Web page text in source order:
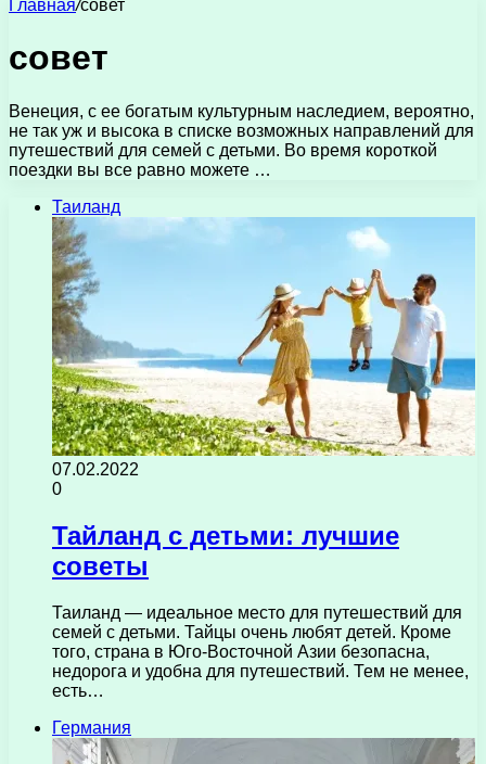
Главная/совет
совет
Венеция, с ее богатым культурным наследием, вероятно,
не так уж и высока в списке возможных направлений для
путешествий для семей с детьми. Во время короткой
поездки вы все равно можете …
Таиланд
07.02.2022
0
Тайланд с детьми: лучшие
советы
Таиланд — идеальное место для путешествий для
семей с детьми. Тайцы очень любят детей. Кроме
того, страна в Юго-Восточной Азии безопасна,
недорога и удобна для путешествий. Тем не менее,
есть…
Германия